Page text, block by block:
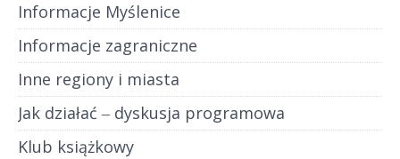
Informacje Myślenice
Informacje zagraniczne
Inne regiony i miasta
Jak działać ‒ dyskusja programowa
Klub książkowy